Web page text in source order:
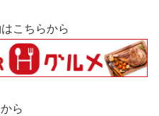
こちらから
ら